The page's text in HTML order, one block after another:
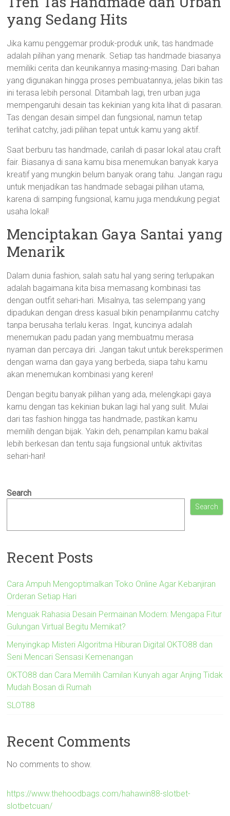
yang Sedang Hits
Jika kamu penggemar produk-produk unik, tas handmade
adalah pilihan yang menarik. Setiap tas handmade biasanya
memiliki cerita dan keunikannya masing-masing. Dari bahan
yang digunakan hingga proses pembuatannya, jelas bikin tas
ini terasa lebih personal. Ditambah lagi, tren urban juga
mempengaruhi desain tas kekinian yang kita lihat di pasaran.
Tas dengan desain simpel dan fungsional, namun tetap
terlihat catchy, jadi pilihan tepat untuk kamu yang aktif.
Saat berburu tas handmade, carilah di pasar lokal atau craft
fair. Biasanya di sana kamu bisa menemukan banyak karya
kreatif yang mungkin belum banyak orang tahu. Jangan ragu
untuk menjadikan tas handmade sebagai pilihan utama,
karena di samping fungsional, kamu juga mendukung pegiat
usaha lokal!
Menciptakan Gaya Santai yang
Menarik
Dalam dunia fashion, salah satu hal yang sering terlupakan
adalah bagaimana kita bisa memasang kombinasi tas
dengan outfit sehari-hari. Misalnya, tas selempang yang
dipadukan dengan dress kasual bikin penampilanmu catchy
tanpa berusaha terlalu keras. Ingat, kuncinya adalah
menemukan padu padan yang membuatmu merasa
nyaman dan percaya diri. Jangan takut untuk bereksperimen
dengan warna dan gaya yang berbeda, siapa tahu kamu
akan menemukan kombinasi yang keren!
Dengan begitu banyak pilihan yang ada, melengkapi gaya
kamu dengan tas kekinian bukan lagi hal yang sulit. Mulai
dari tas fashion hingga tas handmade, pastikan kamu
memilih dengan bijak. Yakin deh, penampilan kamu bakal
lebih berkesan dan tentu saja fungsional untuk aktivitas
sehari-hari!
Search
Search
Recent Posts
Cara Ampuh Mengoptimalkan Toko Online Agar Kebanjiran
Orderan Setiap Hari
Menguak Rahasia Desain Permainan Modern: Mengapa Fitur
Gulungan Virtual Begitu Memikat?
Menyingkap Misteri Algoritma Hiburan Digital OKTO88 dan
Seni Mencari Sensasi Kemenangan
OKTO88 dan Cara Memilih Camilan Kunyah agar Anjing Tidak
Mudah Bosan di Rumah
SLOT88
Recent Comments
No comments to show.
https://www.thehoodbags.com/hahawin88-slotbet-
slotbetcuan/